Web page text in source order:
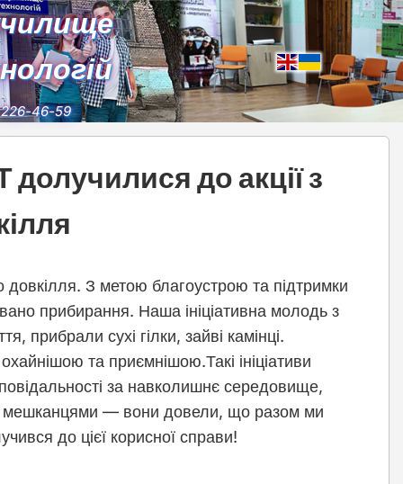
226-46-59
до акції з
З метою благоустрою та підтримки
прибирання. Наша ініціативна молодь з
прибрали сухі гілки, зайві камінці.
та приємнішою.Такі ініціативи
за навколишнє середовище,
мешканцями — вони довели, що разом ми
до цієї корисної справи!